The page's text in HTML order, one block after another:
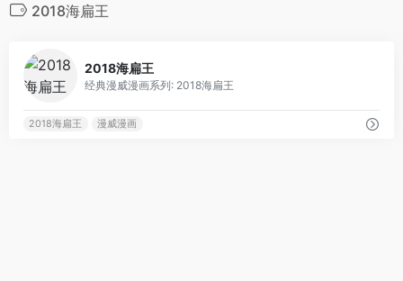
2018海扁王
2018海扁王
经典漫威漫画系列: 2018海扁王
2018海扁王 漫威漫画